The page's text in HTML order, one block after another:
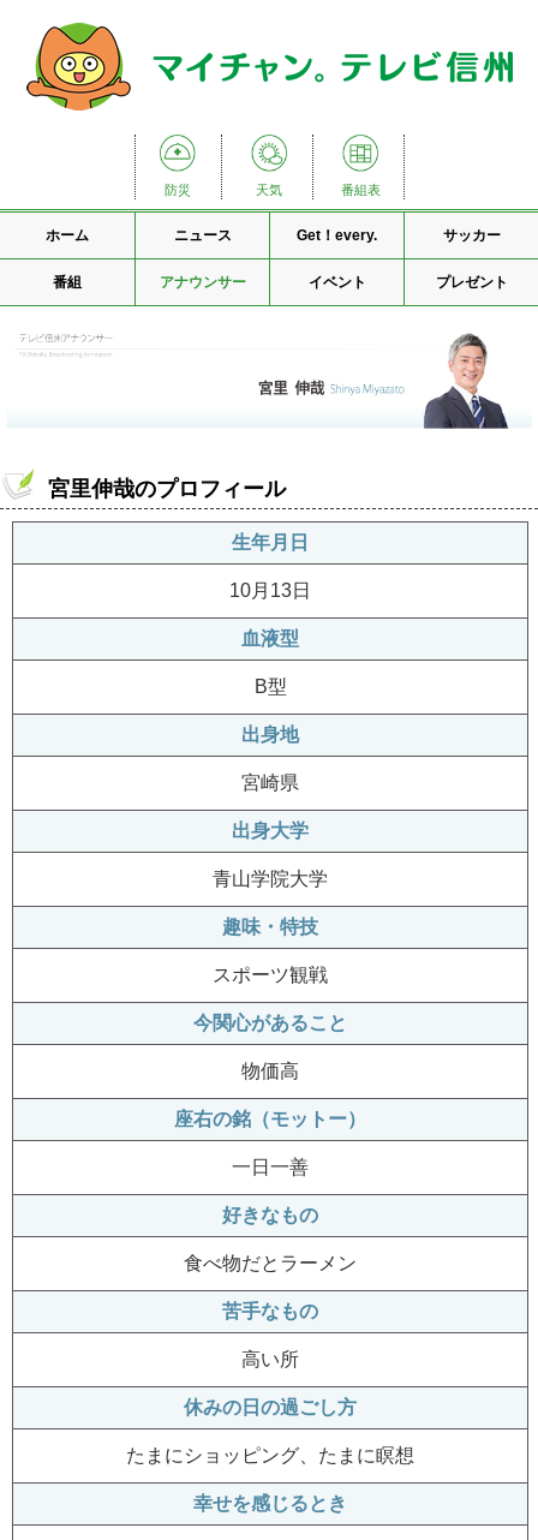
防災 天気 番組表
ホーム ニュース Get！every. サッカー
番組 アナウンサー イベント プレゼント
宮里伸哉のプロフィール
生年月日
10月13日
血液型
B型
出身地
宮崎県
出身大学
青山学院大学
趣味・特技
スポーツ観戦
今関心があること
物価高
座右の銘（モットー）
一日一善
好きなもの
食べ物だとラーメン
苦手なもの
高い所
休みの日の過ごし方
たまにショッピング、たまに瞑想
幸せを感じるとき